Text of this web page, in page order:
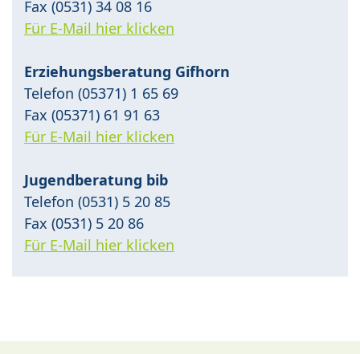
Fax (0531) 34 08 16
Für E-Mail hier klicken
Erziehungsberatung Gifhorn
Telefon (05371) 1 65 69
Fax (05371) 61 91 63
Für E-Mail hier klicken
Jugendberatung bib
Telefon (0531) 5 20 85
Fax (0531) 5 20 86
Für E-Mail hier klicken